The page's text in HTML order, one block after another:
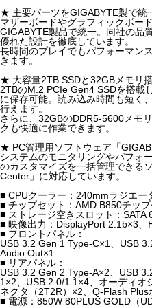
★ 主要パーツをGIGABYTE製で統
マザーボードやグラフィックボー
GIGABYTE製品で統一。同社の品
優れた設計を徹底しています。
長時間のプレイでもパフォーマン
きます。
★ 大容量2TB SSDと32GBメモリ
2TBのM.2 PCIe Gen4 SSDを搭載
に保存可能。読み込み時間も短く
行えます。
さらに、32GBのDDR5-5600メモ
クも快適に作業できます。
★ PC管理用ソフトウェア「
システムのモニタリングやパフォ
のカスタマイズを一括管理できる
Center」に対応しています。
■ CPUクーラー：240mmラジエー
■ チップセット：AMD B850チップ
■ ストレージ空きスロット：SATA
■ 映像出力：DisplayPort 2.1b×3、
■ フロントパネル：
USB 3.2 Gen 1 Type-C×1、USB
Audio Out×1
■ リアパネル：
USB 3.2 Gen 2 Type-A×2、USB
1×2、USB 2.0/1.1×4、オーディオ
ネクタ（2T2R）×2、Q-Flash Plus
■ 電源：850W 80PLUS GOLD（